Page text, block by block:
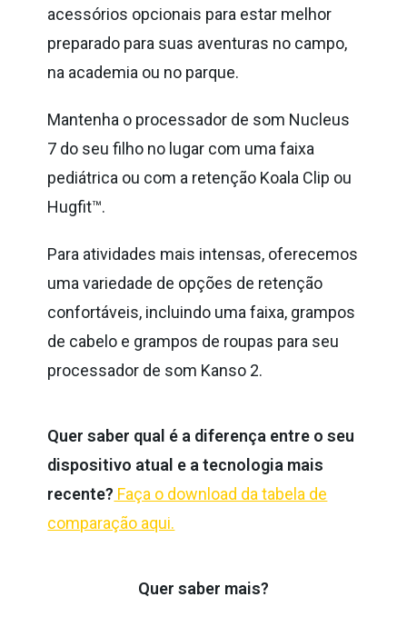
acessórios opcionais para estar melhor
preparado para suas aventuras no campo,
na academia ou no parque.
Mantenha o processador de som Nucleus
7 do seu filho no lugar com uma faixa
pediátrica ou com a retenção Koala Clip ou
Hugfit™.
Para atividades mais intensas, oferecemos
uma variedade de opções de retenção
confortáveis, incluindo uma faixa, grampos
de cabelo e grampos de roupas para seu
processador de som Kanso 2.
Quer saber qual é a diferença entre o seu
dispositivo atual e a tecnologia mais
recente? Faça o download da tabela de
comparação aqui.
Quer saber mais?